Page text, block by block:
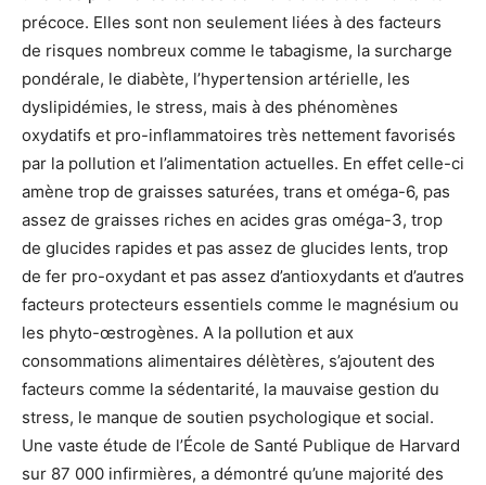
précoce. Elles sont non seulement liées à des facteurs
de risques nombreux comme le tabagisme, la surcharge
pondérale, le diabète, l’hypertension artérielle, les
dyslipidémies, le stress, mais à des phénomènes
oxydatifs et pro-inflammatoires très nettement favorisés
par la pollution et l’alimentation actuelles. En effet celle-ci
amène trop de graisses saturées, trans et oméga-6, pas
assez de graisses riches en acides gras oméga-3, trop
de glucides rapides et pas assez de glucides lents, trop
de fer pro-oxydant et pas assez d’antioxydants et d’autres
facteurs protecteurs essentiels comme le magnésium ou
les phyto-œstrogènes. A la pollution et aux
consommations alimentaires délètères, s’ajoutent des
facteurs comme la sédentarité, la mauvaise gestion du
stress, le manque de soutien psychologique et social.
Une vaste étude de l’École de Santé Publique de Harvard
sur 87 000 infirmières, a démontré qu’une majorité des